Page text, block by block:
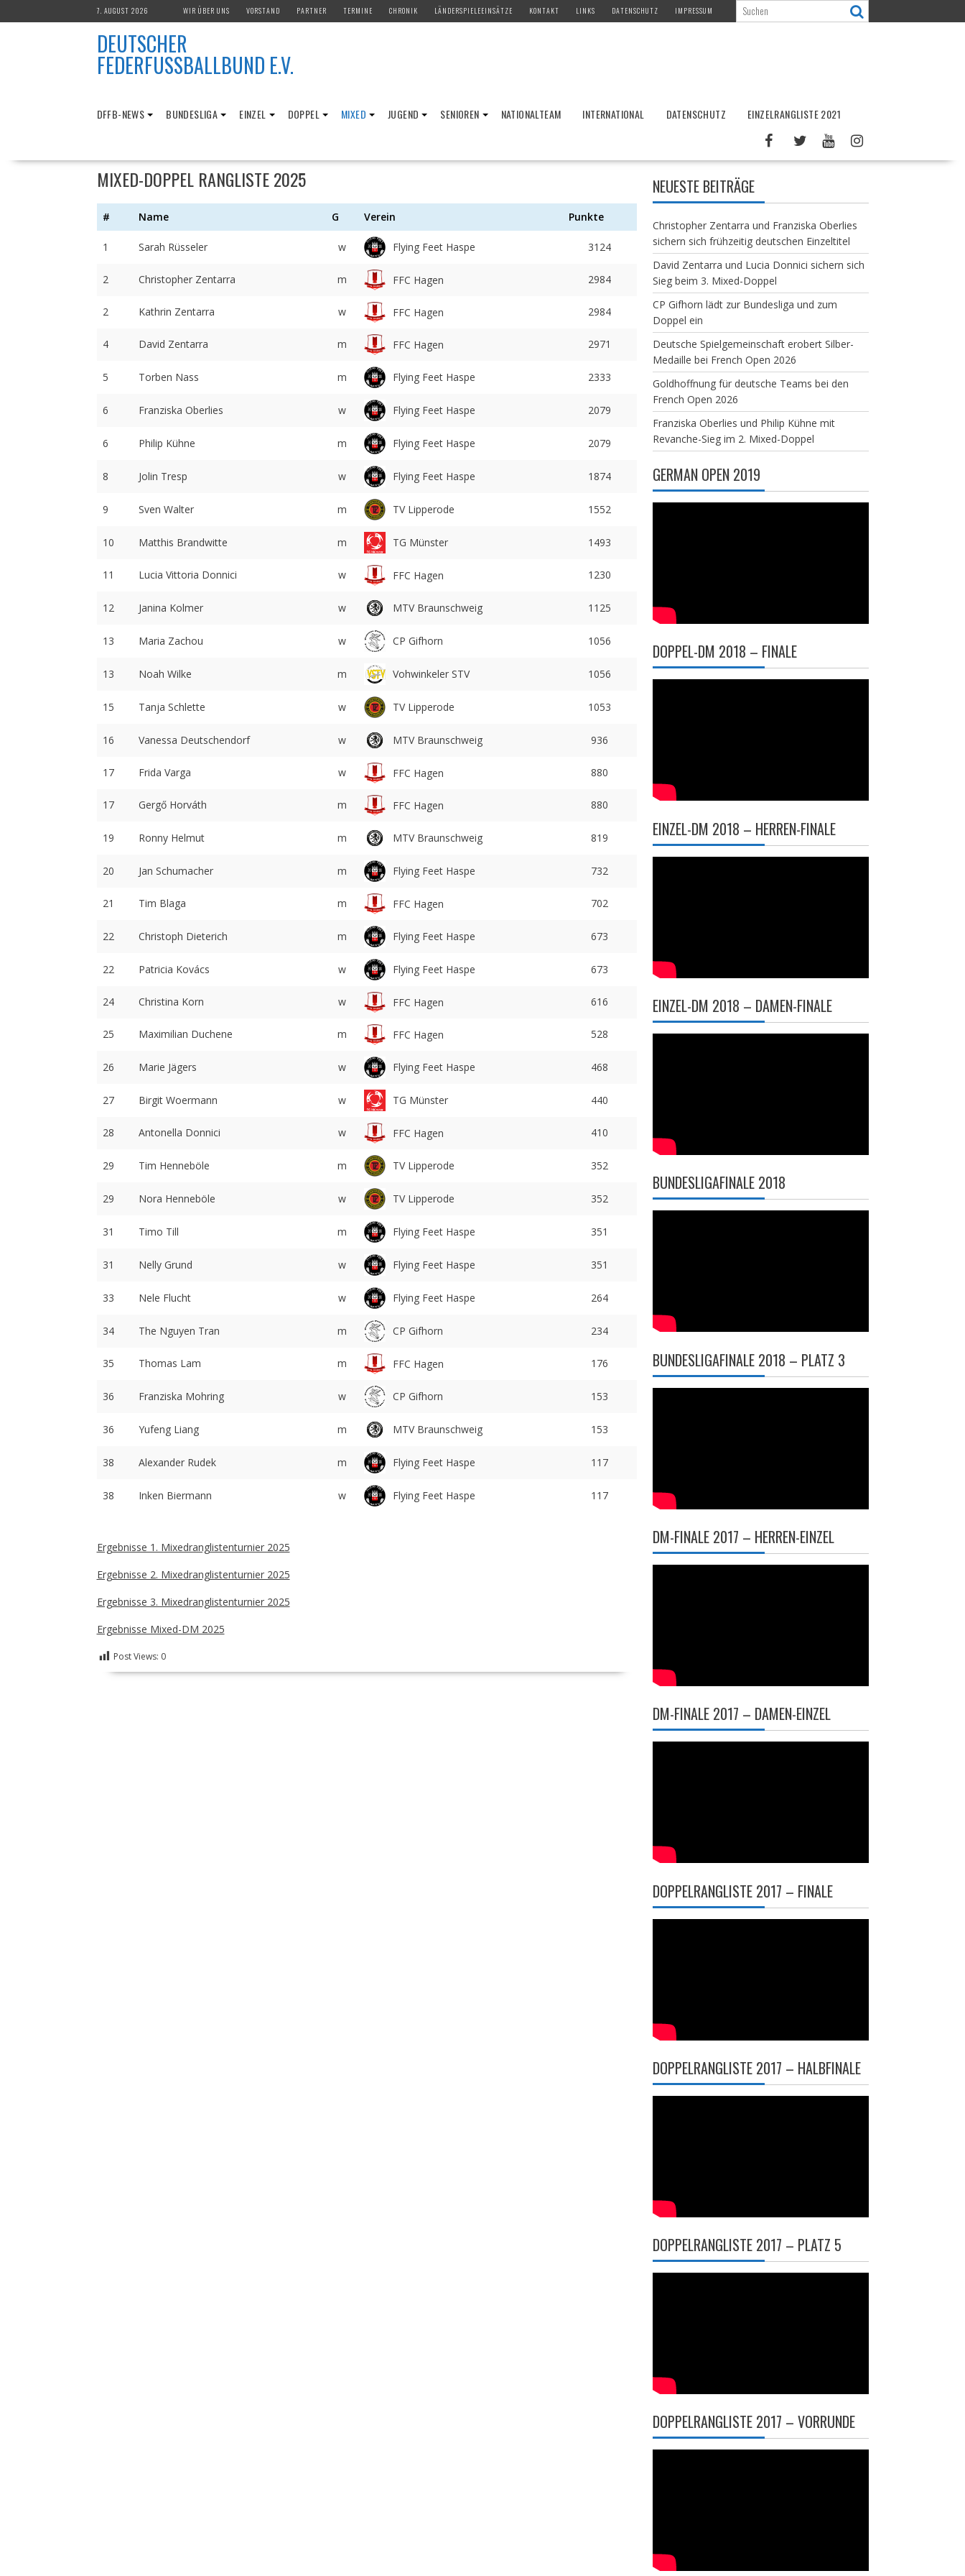
to
7. AUGUST 2026 WIR ÜBER UNS VORSTAND PARTNER TERMINE CHRONIK LÄNDERSPIELEEINSÄTZE KONTAKT LINKS DATENSCHUTZ IMPRESSUM
DEUTSCHER
FEDERFUSSBALLBUND E.V.
DFFB-NEWS BUNDESLIGA EINZEL DOPPEL MIXED JUGEND SENIOREN NATIONALTEAM INTERNATIONAL DATENSCHUTZ EINZELRANGLISTE 2021
MIXED-DOPPEL RANGLISTE 2025
# Name G Verein Punkte
1 Sarah Rüsseler w Flying Feet Haspe 3124
2 Christopher Zentarra m FFC Hagen 2984
2 Kathrin Zentarra w FFC Hagen 2984
4 David Zentarra m FFC Hagen 2971
5 Torben Nass m Flying Feet Haspe 2333
6 Franziska Oberlies w Flying Feet Haspe 2079
6 Philip Kühne m Flying Feet Haspe 2079
8 Jolin Tresp w Flying Feet Haspe 1874
9 Sven Walter m TV Lipperode 1552
10 Matthis Brandwitte m TG Münster 1493
11 Lucia Vittoria Donnici w FFC Hagen 1230
12 Janina Kolmer w MTV Braunschweig 1125
13 Maria Zachou w CP Gifhorn 1056
13 Noah Wilke m Vohwinkeler STV 1056
15 Tanja Schlette w TV Lipperode 1053
16 Vanessa Deutschendorf w MTV Braunschweig 936
17 Frida Varga w FFC Hagen 880
17 Gergő Horváth m FFC Hagen 880
19 Ronny Helmut m MTV Braunschweig 819
20 Jan Schumacher m Flying Feet Haspe 732
21 Tim Blaga m FFC Hagen 702
22 Christoph Dieterich m Flying Feet Haspe 673
22 Patricia Kovács w Flying Feet Haspe 673
24 Christina Korn w FFC Hagen 616
25 Maximilian Duchene m FFC Hagen 528
26 Marie Jägers w Flying Feet Haspe 468
27 Birgit Woermann w TG Münster 440
28 Antonella Donnici w FFC Hagen 410
29 Tim Henneböle m TV Lipperode 352
29 Nora Henneböle w TV Lipperode 352
31 Timo Till m Flying Feet Haspe 351
31 Nelly Grund w Flying Feet Haspe 351
33 Nele Flucht w Flying Feet Haspe 264
34 The Nguyen Tran m CP Gifhorn 234
35 Thomas Lam m FFC Hagen 176
36 Franziska Mohring w CP Gifhorn 153
36 Yufeng Liang m MTV Braunschweig 153
38 Alexander Rudek m Flying Feet Haspe 117
38 Inken Biermann w Flying Feet Haspe 117
Ergebnisse 1. Mixedranglistenturnier 2025
Ergebnisse 2. Mixedranglistenturnier 2025
Ergebnisse 3. Mixedranglistenturnier 2025
Ergebnisse Mixed-DM 2025
Post Views: 0
NEUESTE BEITRÄGE
Christopher Zentarra und Franziska Oberlies
sichern sich frühzeitig deutschen Einzeltitel
David Zentarra und Lucia Donnici sichern sich
Sieg beim 3. Mixed-Doppel
CP Gifhorn lädt zur Bundesliga und zum
Doppel ein
Deutsche Spielgemeinschaft erobert Silber-
Medaille bei French Open 2026
Goldhoffnung für deutsche Teams bei den
French Open 2026
Franziska Oberlies und Philip Kühne mit
Revanche-Sieg im 2. Mixed-Doppel
GERMAN OPEN 2019
DOPPEL-DM 2018 – FINALE
EINZEL-DM 2018 – HERREN-FINALE
EINZEL-DM 2018 – DAMEN-FINALE
BUNDESLIGAFINALE 2018
BUNDESLIGAFINALE 2018 – PLATZ 3
DM-FINALE 2017 – HERREN-EINZEL
DM-FINALE 2017 – DAMEN-EINZEL
DOPPELRANGLISTE 2017 – FINALE
DOPPELRANGLISTE 2017 – HALBFINALE
DOPPELRANGLISTE 2017 – PLATZ 5
DOPPELRANGLISTE 2017 – VORRUNDE